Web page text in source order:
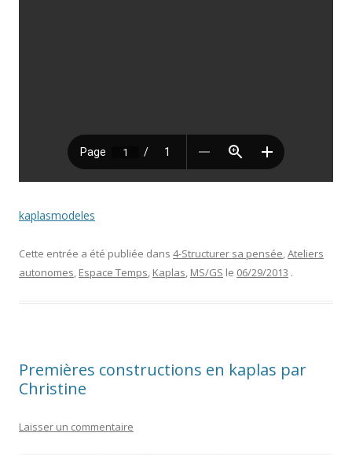
kaplasmodeles
Cette entrée a été publiée dans 4-Structurer sa pensée,Ateliers
autonomes, Espace Temps, Kaplas, MS/GS le 06/29/2013 .
Premières constructions en kaplas par
Christine
Laisser un commentaire